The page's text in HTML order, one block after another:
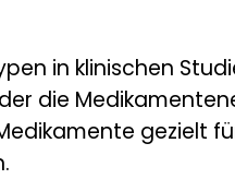
in klinischen
die
gezielt